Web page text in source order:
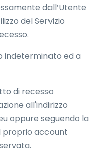
dall’Utente
del Servizio
indeterminato ed a
di recesso
all'indirizzo
oppure seguendo la
proprio account